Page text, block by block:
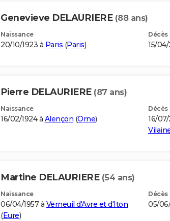
Genevieve DELAURIERE (88 ans)
Naissance
20/10/1923 à Paris (Paris)
Décès
15/
Pierre DELAURIERE (87 ans)
Naissance
16/02/1924 à Alençon (Orne)
Décès
16/07/
Martine DELAURIERE (54 ans)
Naissance
06/04/1957 à Verneuil d'Avre et d'Iton
(Eure)
Décès
05/